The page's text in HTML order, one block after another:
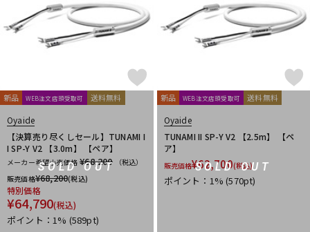
maag audio
MACKIE MANLEY
marantz Professional
Marshall
MASELEC MATRIX M-AUDIO
Mee audio
MIDAS
Millennia MISTRAL
MOGAMI
Morton Microphone Systems
MUTEC
MUZEN NEUMANN Noah’sark
Nothing
OHASHI
Oktava OLLO AUDIO onso ORB Oyaide
P-S
Palmer PEAVEY Peluso PhoenixAudio
PHONON
Pioneer DJ
Placid Audio
PreSonus
PRIMACOUSTIC
Primo PrismSound
PROIDEA
Protection Racket
Purple audio
reloop
reProducer Audio
SOLD OUT
新品 WEB注文店頭受取可 送料無料
Oyaide
【決算売り尽くしセール】TUNAMI I
I SP-Y V2 【3.0m】 【ペア】
メーカー希望小売価格 ¥68,200
（税込）
販売価格¥68,200(税込)
特別価格
¥64,790(税込)
ポイント：1% (589pt)
SOLD OUT
新品 WEB注文店頭受取可 送料無料
Oyaide
TUNAMI II SP-Y V2 【2.5m】 【ペ
ア】
販売価格¥62,700(税込)
ポイント：1%(570pt)